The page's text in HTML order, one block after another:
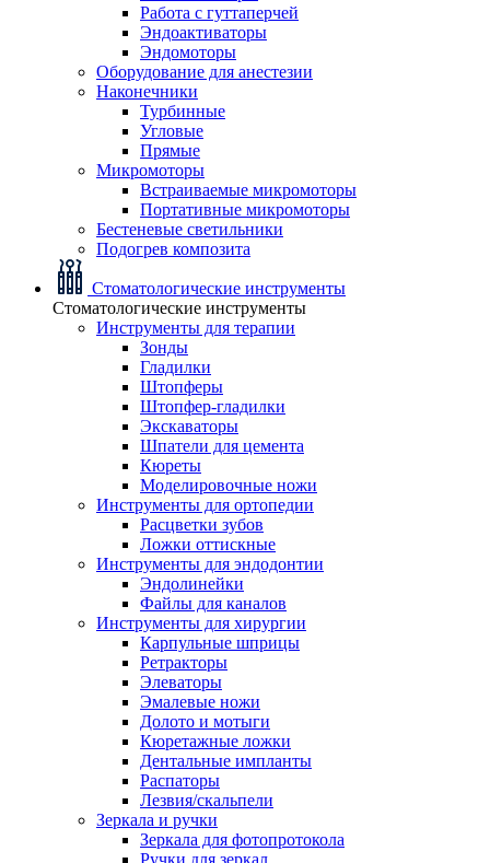
Работа с гуттаперчей
Эндоактиваторы
Эндомоторы
Оборудование для анестезии
Наконечники
Турбинные
Угловые
Прямые
Микромоторы
Встраиваемые микромоторы
Портативные микромоторы
Бестеневые светильники
Подогрев композита
Стоматологические инструменты
Стоматологические инструменты
Инструменты для терапии
Зонды
Гладилки
Штопферы
Штопфер-гладилки
Экскаваторы
Шпатели для цемента
Кюреты
Моделировочные ножи
Инструменты для ортопедии
Расцветки зубов
Ложки оттискные
Инструменты для эндодонтии
Эндолинейки
Файлы для каналов
Инструменты для хирургии
Карпульные шприцы
Ретракторы
Элеваторы
Эмалевые ножи
Долото и мотыги
Кюретажные ложки
Дентальные импланты
Распаторы
Лезвия/скальпели
Зеркала и ручки
Зеркала для фотопротокола
Ручки для зеркал